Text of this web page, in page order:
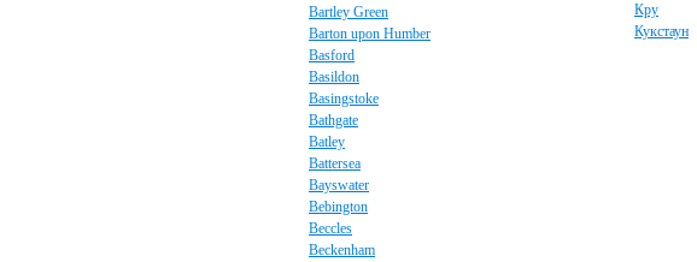
Bartley Green
Barton upon Humber
Basford
Basildon
Basingstoke
Bathgate
Batley
Battersea
Bayswater
Bebington
Beccles
Beckenham
Кру
Кукстаун